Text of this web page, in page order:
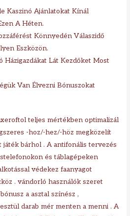
Kaszinó Ajánlatokat Kínál
A Héten.
Könnyedén Válaszidő
Eszközön.
Házigazdákat Lát Kezdőket Most
Van Élvezni Bónuszokat
teljes mértékben optimalizál
-hoz/-hez/-höz megközelít
bárhol . A antifonális tervezés
és táblagépeken
védekez faanyagot
. vándorló használók szeret
a asztal színész ,
darab mér menten a menni . A